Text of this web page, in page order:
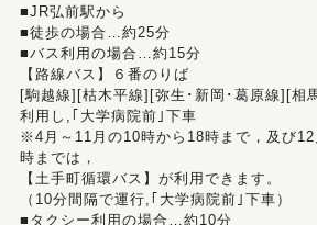
■JR弘前駅から
■徒歩の場合…約25分
■バス利用の場合…約15分
【路線バス】６番のりば
[駒越線][枯木平線][弥生･新岡･葛原線][相
利用し,｢大学病院前｣下車
※4月～11月の10時から18時まで，及び
時までは，
【土手町循環バス】が利用できます。
（10分間隔で運行,｢大学病院前｣下車）
■タクシー利用の場合…約10分